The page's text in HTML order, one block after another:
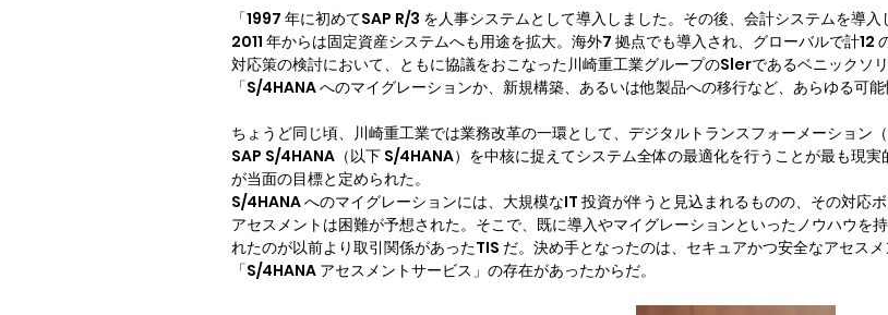
「1997 年に初めてSAP R/3 を人事システムとして導入しました。その後、会計システムを導入
2011 年からは固定資産システムへも用途を拡大。海外7 拠点でも導入され、グローバルで計12
対応策の検討において、ともに協議をおこなった川崎重工業グループのSlerであるベニックソ
「S/4HANA へのマイグレーションか、新規構築、あるいは他製品への移行など、あらゆる可能
ちょうど同じ頃、川崎重工業では業務改革の一環として、デジタルトランスフォーメーション
SAP S/4HANA（以下 S/4HANA）を中核に捉えてシステム全体の最適化を行うことが最も現
が当面の目標と定められた。
S/4HANA へのマイグレーションには、大規模なIT 投資が伴うと見込まれるものの、その対応
アセスメントは困難が予想された。そこで、既に導入やマイグレーションといったノウハウを
れたのが以前より取引関係があったTIS だ。決め手となったのは、セキュアかつ安全なアセス
「S/4HANA アセスメントサービス」の存在があったからだ。